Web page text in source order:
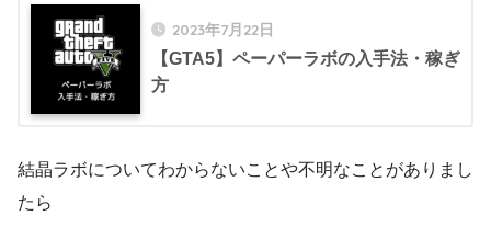
2023年7月22日
【GTA5】ペーパーラボの入手法・稼ぎ
方
結晶ラボについてわからないことや不明なことがありまし
たら